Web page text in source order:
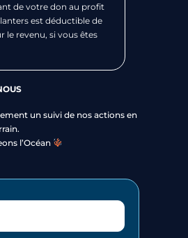
de votre don au profit
est déductible de
le revenu, si vous êtes
un suivi de nos actions en
l’Océan